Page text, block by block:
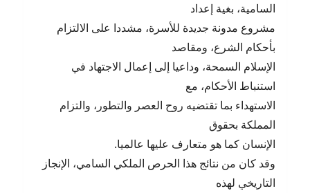
السامية، بغية إعداد
مشروع مدونة جديدة للأسرة، مشددا على الالتزام
بأحكام الشرع، ومقاصد
الإسلام السمحة، وداعيا إلى إعمال الاجتهاد في
استنباط الأحكام، مع
الاستهداء بما تقتضيه روح العصر والتطور، والتزام
المملكة بحقوق
الإنسان كما هو متعارف عليها عالميا.
وقد كان من نتائج هذا الحرص الملكي السامي، الإنجاز
التاريخي لهذه